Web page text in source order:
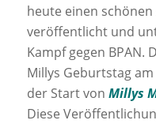
heute einen
veröffentlicht und
Kampf gegen BPAN.
Millys Geburtstag
der Start von Millys
Diese